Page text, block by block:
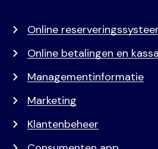
Online
Online betalingen en
Managementinformatie
Marketing
Klantenbeheer